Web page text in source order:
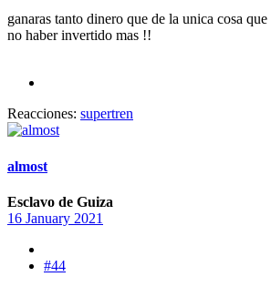
ganaras tanto dinero que de la unica cosa que
no haber invertido mas !!
Reacciones: supertren
almost
Esclavo de Guiza
16 January 2021
#44